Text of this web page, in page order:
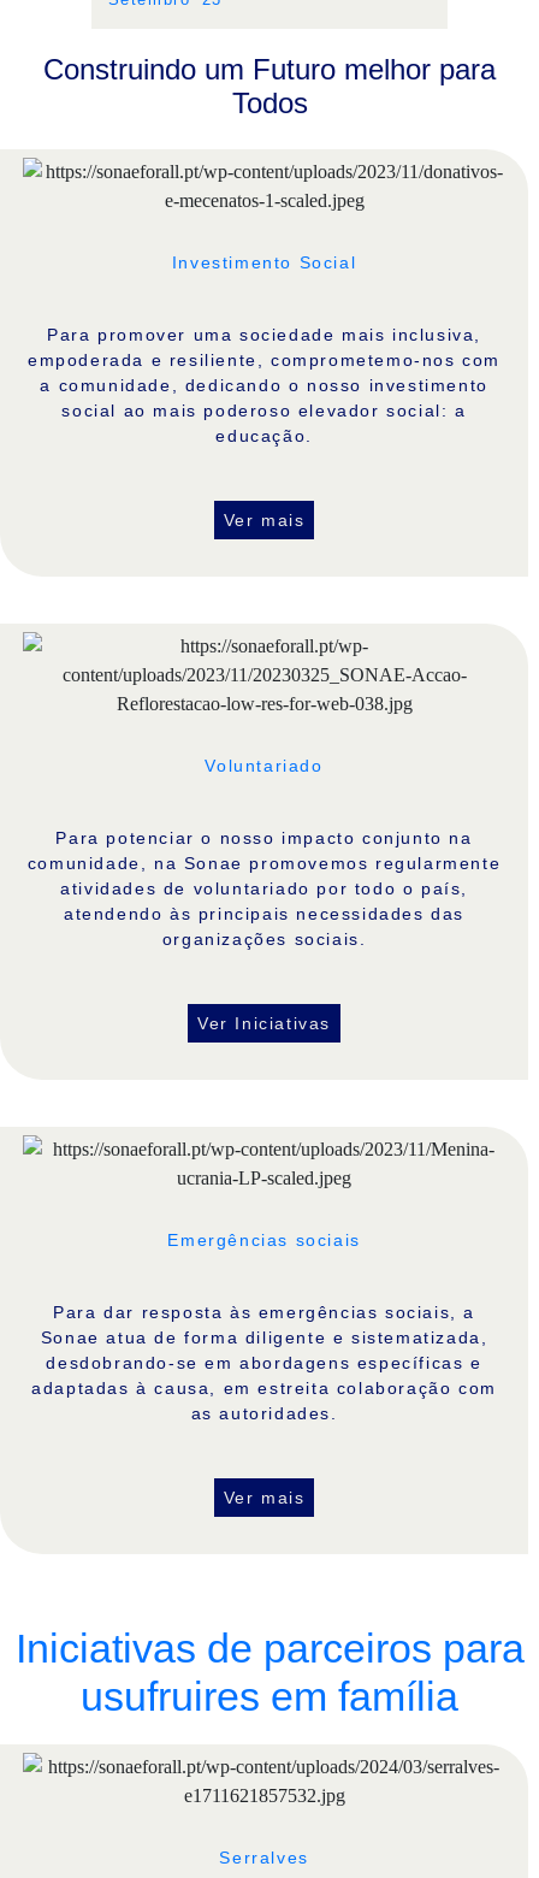
Construindo um Futuro melhor para
Todos
Investimento Social
Para promover uma sociedade mais inclusiva,
empoderada e resiliente, comprometemo-nos com
a comunidade, dedicando o nosso investimento
social ao mais poderoso elevador social: a
educação.
Ver mais
Voluntariado
Para potenciar o nosso impacto conjunto na
comunidade, na Sonae promovemos regularmente
atividades de voluntariado por todo o país,
atendendo às principais necessidades das
organizações sociais.
Ver Iniciativas
Emergências sociais
Para dar resposta às emergências sociais, a
Sonae atua de forma diligente e sistematizada,
desdobrando-se em abordagens específicas e
adaptadas à causa, em estreita colaboração com
as autoridades.
Ver mais
Iniciativas de parceiros para
usufruires em família
Serralves